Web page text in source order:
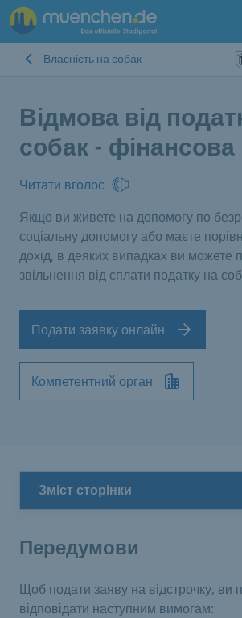
Власність на собак
Відмова від
собак - фінансова
Читати вголос
Якщо ви живете на допомогу по
соціальну допомогу або маєте
дохід, в деяких випадках ви можете
звільнення від сплати податку на
Подати заявку онлайн
Компетентний орган
Зміст сторінки
Передумови
Щоб подати заяву на відстрочку, ви
відповідати наступним вимогам: